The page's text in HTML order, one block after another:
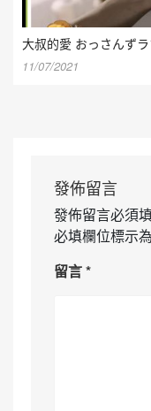
大叔的愛 おっさんず
11/07/2021
發佈留言
發佈留言必須
必填欄位標示為
留言*